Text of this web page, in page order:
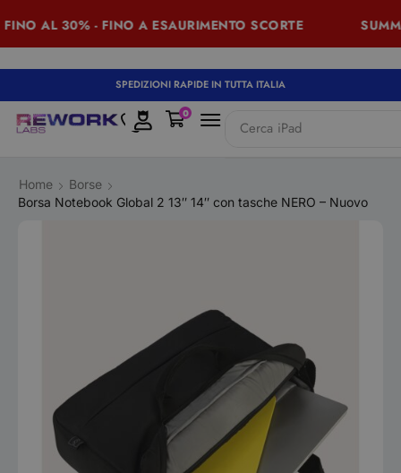
AL 30% - FINO A ESAURIMENTO SCORTE
SPEDIZIONI RAPIDE IN TUTTA ITALIA
Cerca iPhone
0
Home
Borse
Borsa Notebook Global 2 13″ 14″ con tasche NERO – Nuovo